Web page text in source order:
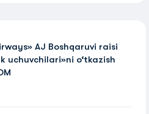
AJ Boshqaruvi raisi
uchuvchilari»ni o‘tkazish